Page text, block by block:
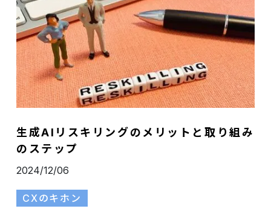
生成AIリスキリングのメリットと取り組み
のステップ
2024/12/06
CXのキホン